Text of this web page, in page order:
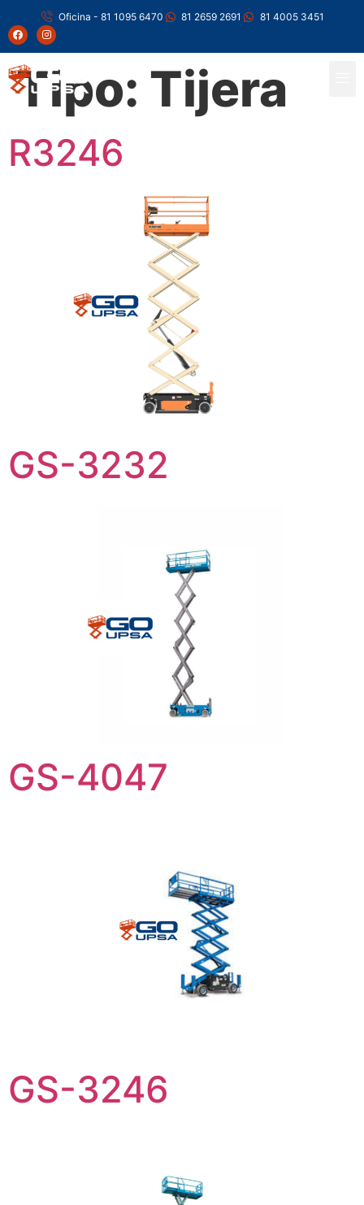
Oficina - 81 1095 6470 81 2659 2691 81 4005 3451
Tipo: Tijera
R3246
GS-3232
GS-4047
GS-3246